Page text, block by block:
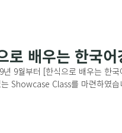
로 배우는 한국어
9월부터 [한식으로 배우는 한
Showcase Class를 마련하였습